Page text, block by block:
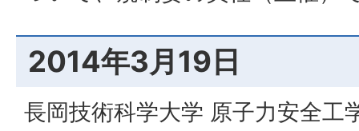
2014年3月19日
長岡技術科学大学 原子力安全工